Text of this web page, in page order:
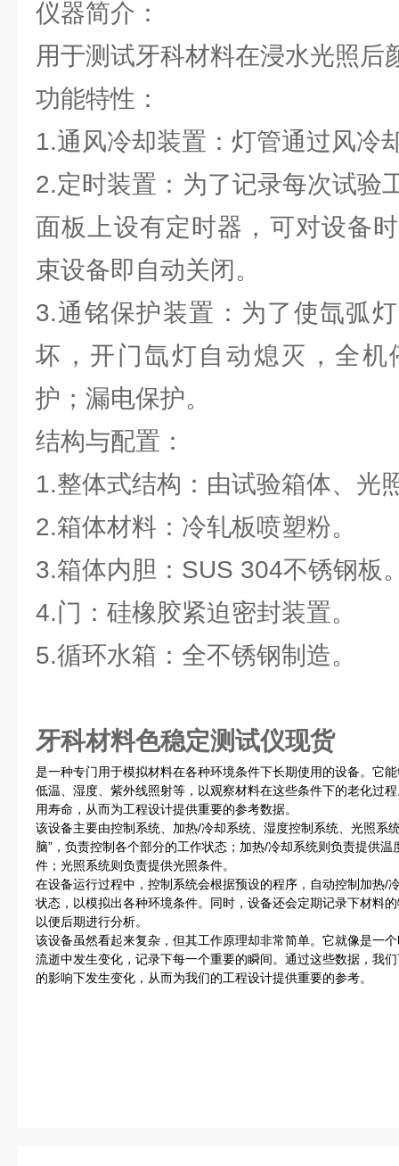
仪器简介：
用于测试牙科材料在浸水光照后
功能特性：
1.通风冷却装置：灯管通过风冷
2.定时装置：为了记录每次试验
面板上设有定时器，可对设备
束设备即自动关闭。
3.通铭保护装置：为了使氙弧
坏，开门氙灯自动熄灭，全机
护；漏电保护。
结构与配置：
1.整体式结构：由试验箱体、光
2.箱体材料：冷轧板喷塑粉。
3.箱体内胆：SUS 304不锈钢板
4.门：硅橡胶紧迫密封装置。
5.循环水箱：全不锈钢制造。
牙科材料色稳定测试仪现货
是一种专门用于模拟材料在各种环境条件下长期使用的设备。它
低温、湿度、紫外线照射等，以观察材料在这些条件下的老化过
用寿命，从而为工程设计提供重要的参考数据。
该设备主要由控制系统、加热/冷却系统、湿度控制系统、光照系
脑”，负责控制各个部分的工作状态；加热/冷却系统则负责提供
件；光照系统则负责提供光照条件。
在设备运行过程中，控制系统会根据预设的程序，自动控制加热/
状态，以模拟出各种环境条件。同时，设备还会定期记录下材料
以便后期进行分析。
该设备虽然看起来复杂，但其工作原理却非常简单。它就像是一
流逝中发生变化，记录下每一个重要的瞬间。通过这些数据，我
的影响下发生变化，从而为我们的工程设计提供重要的参考。